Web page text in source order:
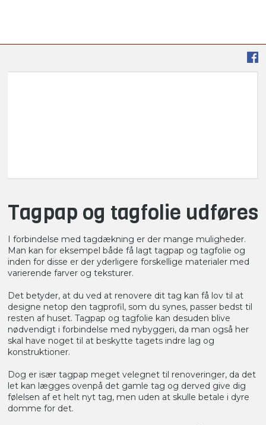
Tagpap og tagfolie udføres​
I forbindelse med tagdækning er der mange muligheder.
Man kan for eksempel både få lagt tagpap og tagfolie og
inden for disse er der yderligere forskellige materialer med
varierende farver og teksturer.
Det betyder, at du ved at renovere dit tag kan få lov til at
designe netop den tagprofil, som du synes, passer bedst til
resten af huset. Tagpap og tagfolie kan desuden blive
nødvendigt i forbindelse med nybyggeri, da man også her
skal have noget til at beskytte tagets indre lag og
konstruktioner.
Dog er især tagpap meget velegnet til renoveringer, da det
let kan lægges ovenpå det gamle tag og derved give dig
følelsen af et helt nyt tag, men uden at skulle betale i dyre
domme for det.